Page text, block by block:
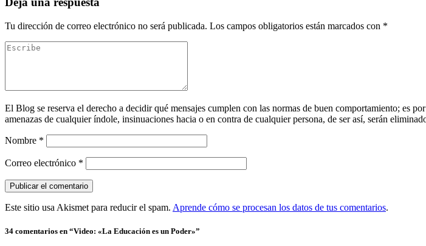
Tu dirección de correo electrónico no será publicada. Los campos obligatorios están marcados con *
El Blog se reserva el derecho a decidir qué mensajes cumplen con las normas de buen comportamiento; es
amenazas de cualquier índole, insinuaciones hacia o en contra de cualquier persona, de ser así, serán
Nombre *
Correo electrónico *
Este sitio usa Akismet para reducir el spam. Aprende cómo se procesan los datos de tus comentarios.
34 comentarios en “Video: «La Educación es un Poder»”